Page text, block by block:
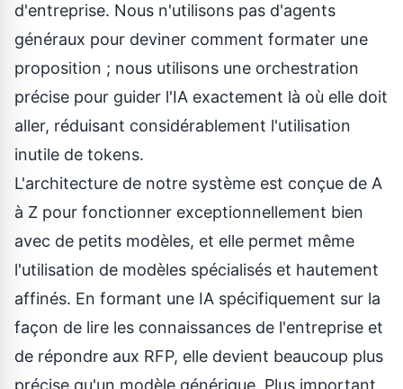
d'entreprise. Nous n'utilisons pas d'agents
généraux pour deviner comment formater une
proposition ; nous utilisons une orchestration
précise pour guider l'IA exactement là où elle doit
aller, réduisant considérablement l'utilisation
inutile de tokens.
L'architecture de notre système est conçue de A
à Z pour fonctionner exceptionnellement bien
avec de petits modèles, et elle permet même
l'utilisation de modèles spécialisés et hautement
affinés. En formant une IA spécifiquement sur la
façon de lire les connaissances de l'entreprise et
de répondre aux RFP, elle devient beaucoup plus
précise qu'un modèle générique. Plus important